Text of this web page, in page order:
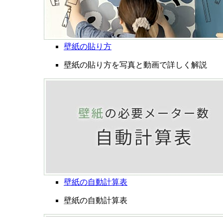
壁紙の貼り方
壁紙の貼り方を写真と動画で詳しく解説
壁紙の自動計算表
壁紙の自動計算表